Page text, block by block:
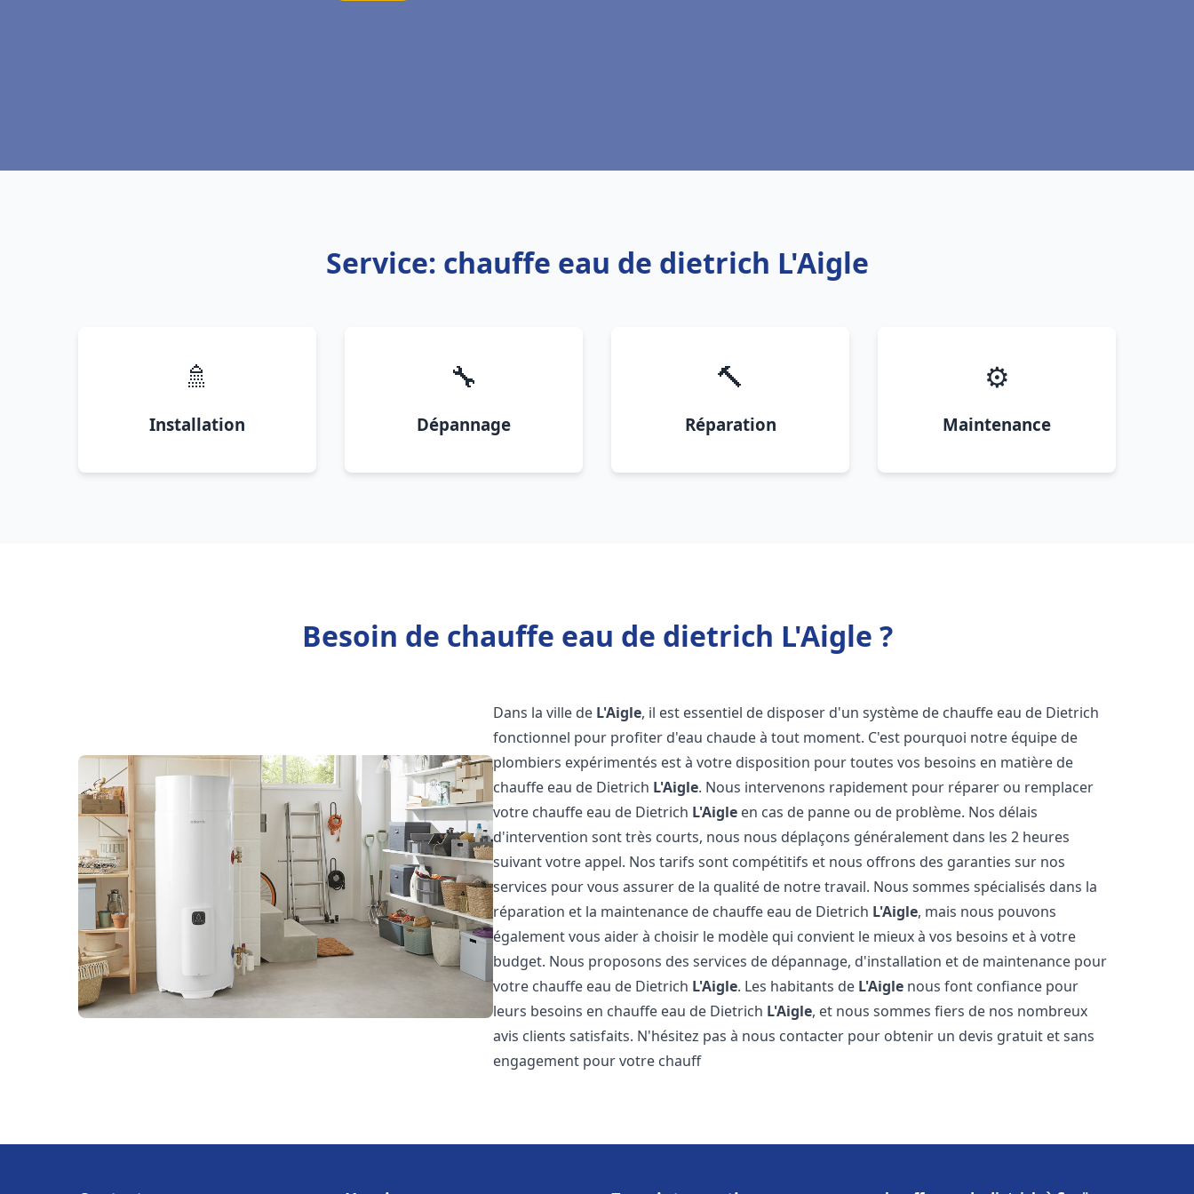
Service: chauffe eau de dietrich L'Aigle
🚿
Installation
🔧
Dépannage
🔨
Réparation
⚙️
Maintenance
Besoin de chauffe eau de dietrich L'Aigle ?
Dans la ville de L'Aigle, il est essentiel de disposer d'un système de chauffe eau de Dietrich
fonctionnel pour profiter d'eau chaude à tout moment. C'est pourquoi notre équipe de
plombiers expérimentés est à votre disposition pour toutes vos besoins en matière de
chauffe eau de Dietrich L'Aigle. Nous intervenons rapidement pour réparer ou remplacer
votre chauffe eau de Dietrich L'Aigle en cas de panne ou de problème. Nos délais
d'intervention sont très courts, nous nous déplaçons généralement dans les 2 heures
suivant votre appel. Nos tarifs sont compétitifs et nous offrons des garanties sur nos
services pour vous assurer de la qualité de notre travail. Nous sommes spécialisés dans la
réparation et la maintenance de chauffe eau de Dietrich L'Aigle, mais nous pouvons
également vous aider à choisir le modèle qui convient le mieux à vos besoins et à votre
budget. Nous proposons des services de dépannage, d'installation et de maintenance pour
votre chauffe eau de Dietrich L'Aigle. Les habitants de L'Aigle nous font confiance pour
leurs besoins en chauffe eau de Dietrich L'Aigle, et nous sommes fiers de nos nombreux
avis clients satisfaits. N'hésitez pas à nous contacter pour obtenir un devis gratuit et sans
engagement pour votre chauff